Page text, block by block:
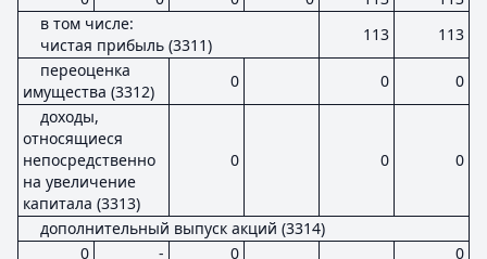
в том числе:
чистая прибыль (3311)
113
113
переоценка
имущества (3312)
0 0
0
доходы,
относящиеся
непосредственно
на увеличение
капитала (3313)
0 0 0
дополнительный выпуск акций (3314)
0
- 0 0